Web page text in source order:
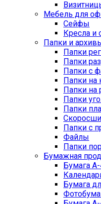
Мебель для
Сейфы
Кресла и
Папки и
Папки
Папки
Папки с
Папки на
Папки на
Папки
Папки
Папки с
Файлы
Папки
Бумажная
Бумага
Бумага